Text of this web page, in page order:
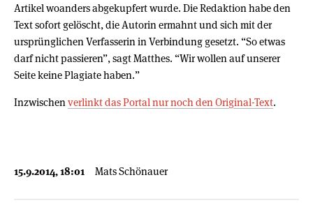
Artikel woanders abgekupfert wurde. Die Redaktion habe den
Text sofort gelöscht, die Autorin ermahnt und sich mit der
ursprünglichen Verfasserin in Verbindung gesetzt. “So etwas
darf nicht passieren”, sagt Matthes. “Wir wollen auf unserer
Seite keine Plagiate haben.”
Inzwischen verlinkt das Portal nur noch den Original-Text.
15.9.2014, 18:01 Mats Schönauer